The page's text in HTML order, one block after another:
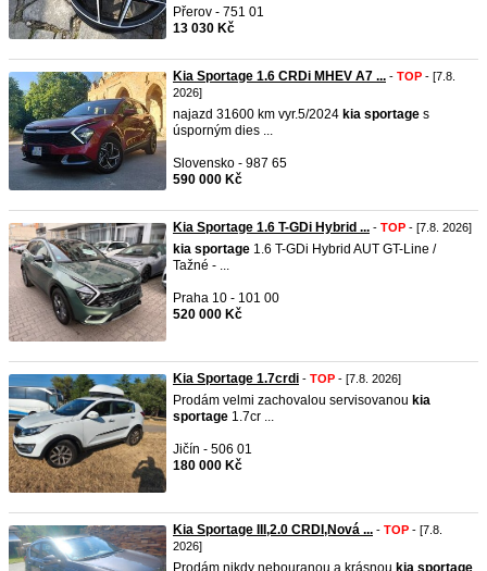
Přerov - 751 01
13 030 Kč
Kia Sportage 1.6 CRDi MHEV A7 ... - TOP - [7.8.
2026]
najazd 31600 km vyr.5/2024 kia sportage s
úsporným dies ...
Slovensko - 987 65
590 000 Kč
Kia Sportage 1.6 T-GDi Hybrid ... - TOP - [7.8. 2026]
kia sportage 1.6 T-GDi Hybrid AUT GT-Line /
Tažné - ...
Praha 10 - 101 00
520 000 Kč
Kia Sportage 1.7crdi - TOP - [7.8. 2026]
Prodám velmi zachovalou servisovanou kia
sportage 1.7cr ...
Jičín - 506 01
180 000 Kč
Kia Sportage III,2.0 CRDI,Nová ... - TOP - [7.8.
2026]
Prodám nikdy nebouranou a krásnou kia sportage